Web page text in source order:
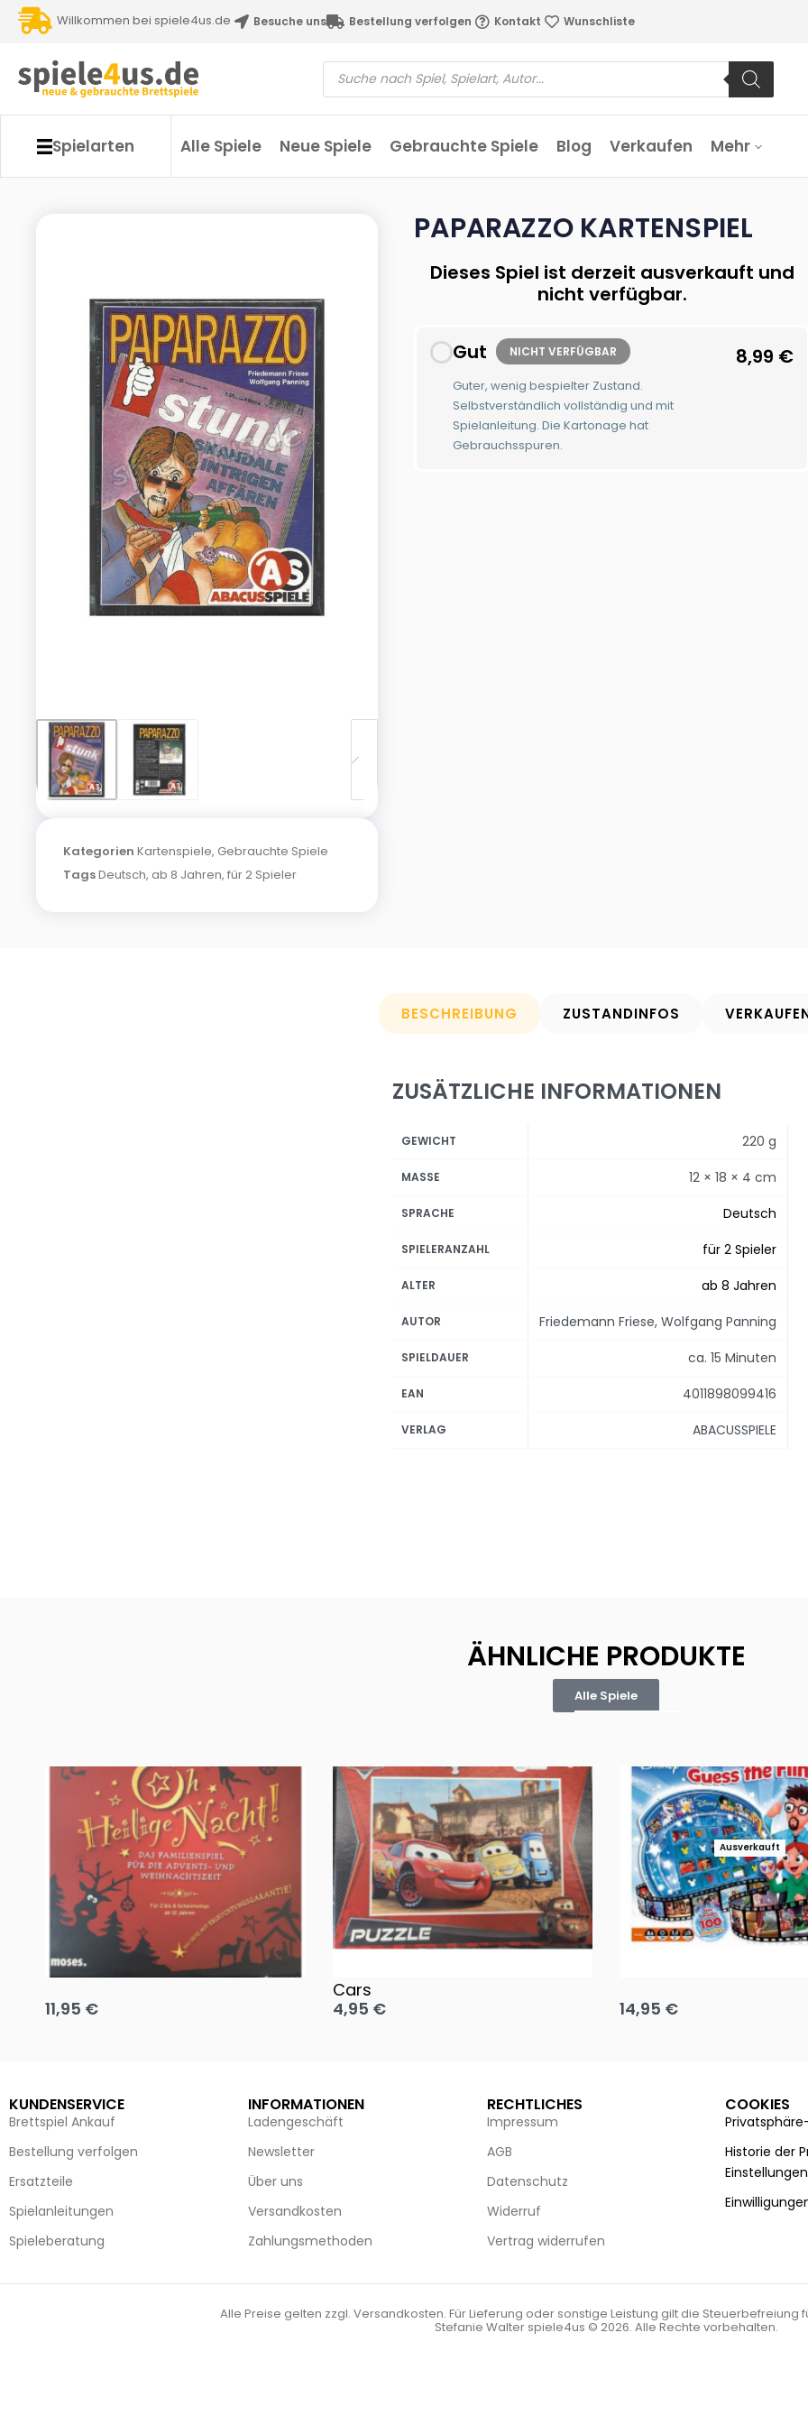
Willkommen bei spiele4us.de Besuche uns Bestellung verfolgen Kontakt Wunschliste
Spielarten Alle Spiele Neue Spiele Gebrauchte Spiele Blog Verkaufen Mehr
Kategorien Kartenspiele, Gebrauchte Spiele
TagsDeutsch, ab 8 Jahren, für 2 Spieler
PAPARAZZO KARTENSPIEL
Dieses Spiel ist derzeit ausverkauft und
nicht verfügbar.
Gut NICHT VERFÜGBAR
Guter, wenig bespielter Zustand.
Selbstverständlich vollständig und mit
Spielanleitung. Die Kartonage hat
Gebrauchsspuren.
8,99 €
BESCHREIBUNG ZUSTANDINFOS
ZUSÄTZLICHE INFORMATIONEN
GEWICHT 220 g
MASSE 12 × 18 × 4 cm
SPRACHE Deutsch
SPIELERANZAHL für 2 Spieler
ALTER ab 8 Jahren
AUTOR Friedemann Friese, Wolfgang Panning
SPIELDAUER ca. 15 Minuten
EAN 4011898099416
VERLAG ABACUSSPIELE
ÄHNLICHE PRODUKTE
Alle Spiele
Oh, heilige Nacht!
11,95 €
Cars
4,95 €
Ausverkauft
14,95 €
KUNDENSERVICE
Brettspiel Ankauf
Bestellung verfolgen
Ersatzteile
Spielanleitungen
Spieleberatung
INFORMATIONEN
Ladengeschäft
Newsletter
Über uns
Versandkosten
Zahlungsmethoden
RECHTLICHES
Impressum
AGB
Datenschutz
Widerruf
Vertrag widerrufen
COOKIES
Historie der
Einstellungen
Alle Preise gelten zzgl. Versandkosten. Für Lieferung oder sonstige Leistung gilt die Steuerbefreiung
Stefanie Walter spiele4us © 2026. Alle Rechte vorbehalten.